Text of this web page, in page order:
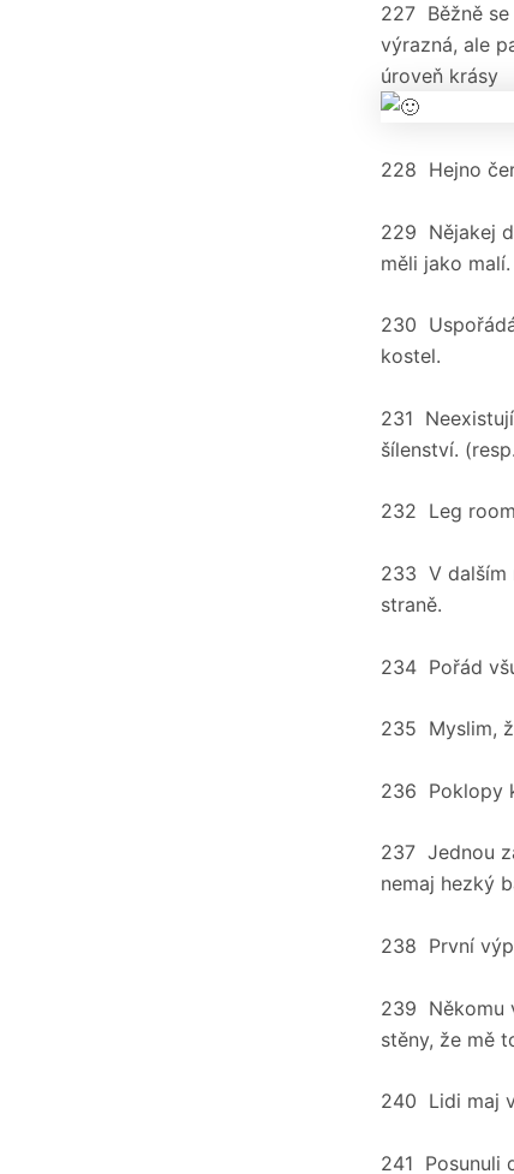
227 Běžně
výrazná, ale
úroveň krásy
228 Hejno
229 Nějakej
měli jako malí.
230
kostel.
231
šílenství.
232 Leg
233 V dalším
straně.
234 Pořád
235 Myslim,
236 Poklopy
237 Jednou
nemaj hezký
238 První
239 Někomu
stěny, že mě
240 Lidi maj
241 Posunuli